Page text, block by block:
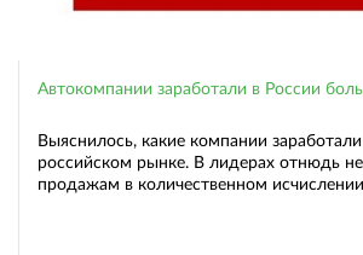
Автокомпании заработали в России
Выяснилось, какие компании
российском рынке. В лидерах отнюдь
продажам в количественном исчислении